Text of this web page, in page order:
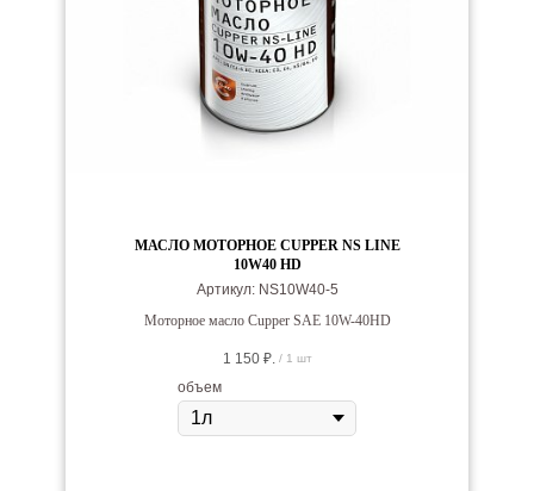
МАСЛО МОТОРНОЕ CUPPER NS LINE
10W40 HD
Артикул: NS10W40-5
Моторное масло Cupper SAE 10W-40HD
1 150 ₽. / 1 шт
объем